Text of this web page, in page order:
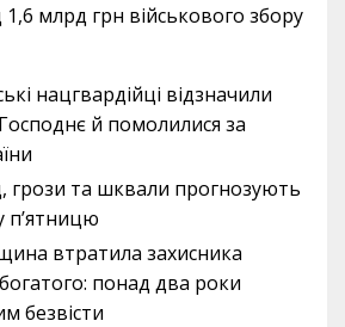
млрд грн військового збору
нацгвардійці відзначили
й помолилися за
грози та шквали прогнозують
п’ятницю
втратила захисника
понад два роки
безвісти